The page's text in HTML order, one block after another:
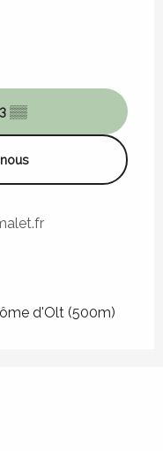
▒▒
d'Olt (500m)